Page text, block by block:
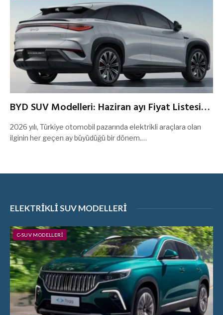
BYD SUV Modelleri: Haziran ayı Fiyat Listesi
ve Kampanyaları 2026
2026 yılı, Türkiye otomobil pazarında elektrikli araçlara olan
ilginin her geçen ay büyüdüğü bir dönem.…
ELEKTRIKLI SUV MODELLERI
C-SUV MODELLERI